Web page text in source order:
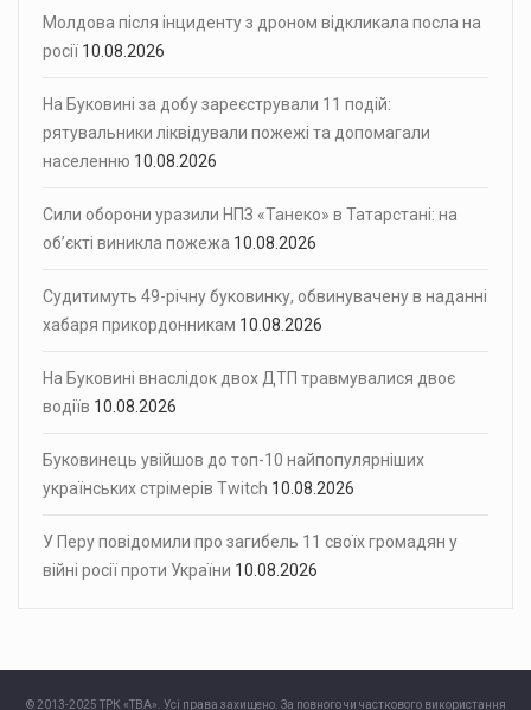
Молдова після інциденту з дроном відкликала посла на
росії 10.08.2026
На Буковині за добу зареєстрували 11 подій:
рятувальники ліквідували пожежі та допомагали
населенню 10.08.2026
Сили оборони уразили НПЗ «Танеко» в Татарстані: на
об’єкті виникла пожежа 10.08.2026
Судитимуть 49-річну буковинку, обвинувачену в наданні
хабаря прикордонникам 10.08.2026
На Буковині внаслідок двох ДТП травмувалися двоє
водіїв 10.08.2026
Буковинець увійшов до топ-10 найпопулярніших
українських стрімерів Twitch 10.08.2026
У Перу повідомили про загибель 11 своїх громадян у
війні росії проти України 10.08.2026
© 2013-2025 ТРК «ТВА». Усі права захищено. За повного чи часткового використання